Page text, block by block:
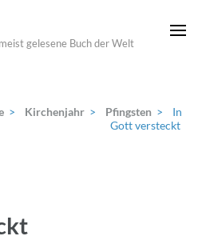
gelesene Buch der Welt
> Kirchenjahr > Pfingsten >
In
Gott versteckt